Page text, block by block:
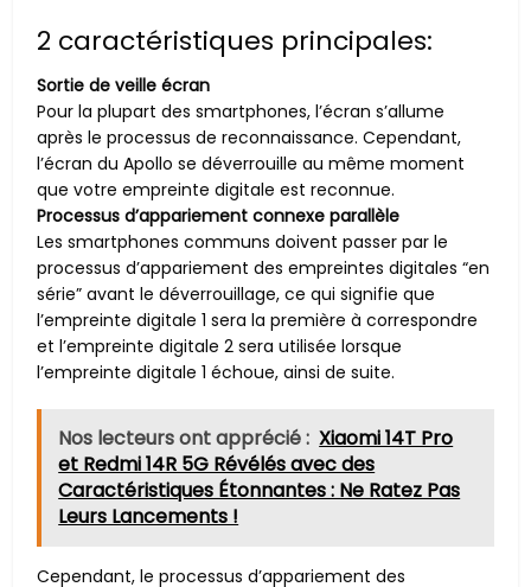
2 caractéristiques principales:
Sortie de veille écran
Pour la plupart des smartphones, l’écran s’allume
après le processus de reconnaissance. Cependant,
l’écran du Apollo se déverrouille au même moment
que votre empreinte digitale est reconnue.
Processus d’appariement connexe parallèle
Les smartphones communs doivent passer par le
processus d’appariement des empreintes digitales “en
série” avant le déverrouillage, ce qui signifie que
l’empreinte digitale 1 sera la première à correspondre
et l’empreinte digitale 2 sera utilisée lorsque
l’empreinte digitale 1 échoue, ainsi de suite.
Nos lecteurs ont apprécié : Xiaomi 14T Pro
et Redmi 14R 5G Révélés avec des
Caractéristiques Étonnantes : Ne Ratez Pas
Leurs Lancements !
Cependant, le processus d’appariement des